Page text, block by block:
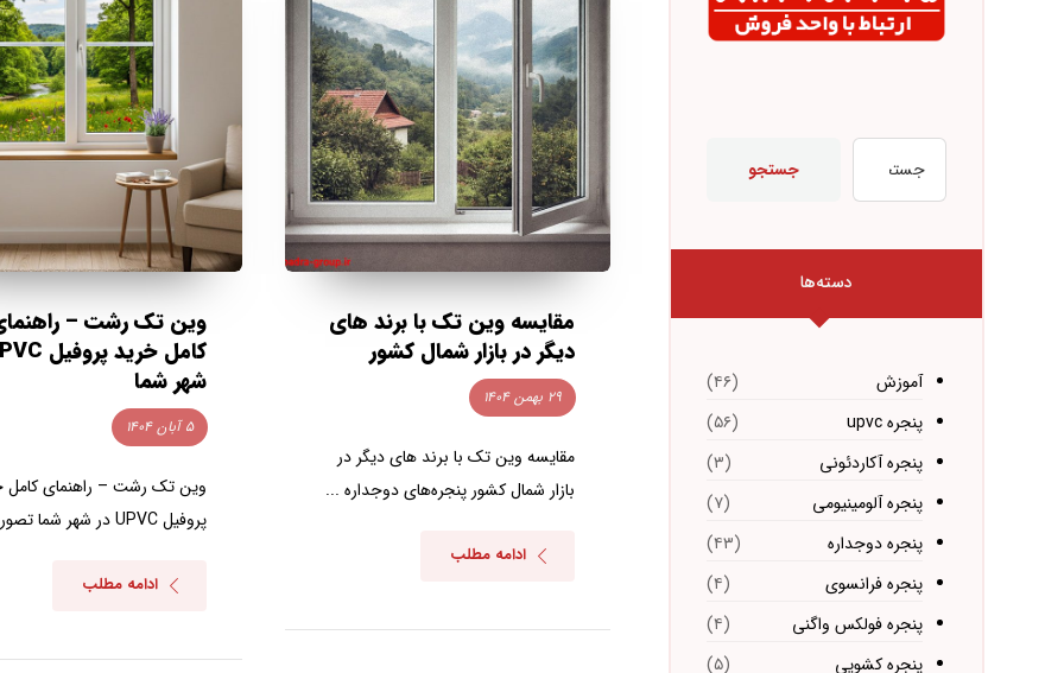
مقایسه وین تک با برند های
دیگر در بازار شمال کشور
۲۹ بهمن ۱۴۰۴
مقایسه وین تک با برند های دیگر در
بازار شمال کشور پنجره‌های دوجداره ...
ادامه مطلب
وین تک رشت –
شهر شما
۵ آبان ۱۴۰۴
وین تک رشت – راهنمای کامل
پروفیل UPVC در شهر شما تصور ...
ادامه مطلب
جستجو
دسته‌ها
آموزش
(۴۶)
پنجره upvc
(۵۶)
پنجره آکاردئونی
(۳)
پنجره آلومینیومی
(۷)
پنجره دوجداره
(۴۳)
پنجره فرانسوی
(۴)
پنجره فولکس واگنی
(۴)
پنجره کشویی
(۵)